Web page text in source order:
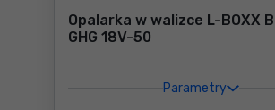
Opalarka w walizce L-BOXX
GHG 18V-50
Parametry